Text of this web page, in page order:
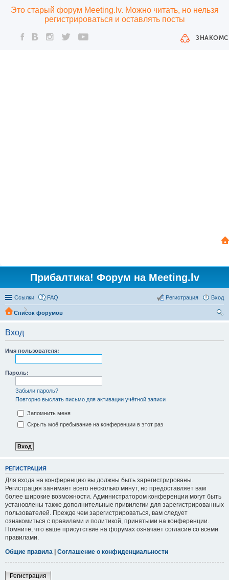
Это старый форум Meeting.lv. Можно читать, но нельзя
регистрироваться и оставлять посты
Прибалтика! Форум на Meeting.lv
Ссылки FAQ Вход
Регистрация
Список форумов
Вход
Имя пользователя:
Пароль:
Забыли пароль?
Повторно выслать письмо для активации учётной записи
Запомнить меня
Скрыть моё пребывание на конференции в этот раз
РЕГИСТРАЦИЯ
Для входа на конференцию вы должны быть зарегистрированы.
Регистрация занимает всего несколько минут, но предоставляет вам
более широкие возможности. Администратором конференции могут быть
установлены также дополнительные привилегии для зарегистрированных
пользователей. Прежде чем зарегистрироваться, вам следует
ознакомиться с правилами и политикой, принятыми на конференции.
Помните, что ваше присутствие на форумах означает согласие со всеми
правилами.
Общие правила
Соглашение о конфиденциальности
Регистрация